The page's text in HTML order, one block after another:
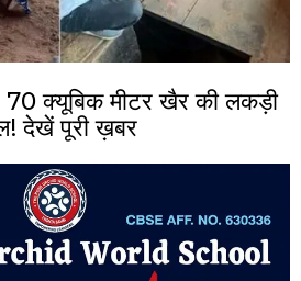
क्यूबिक मीटर खैर की लकड़ी
देखें पूरी ख़बर